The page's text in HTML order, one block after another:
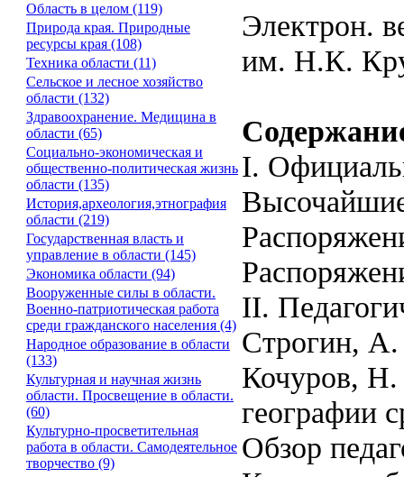
Область в целом (119)
Природа края. Природные
ресурсы края (108)
Техника области (11)
Сельское и лесное хозяйство
области (132)
Здравоохранение. Медицина в
области (65)
Социально-экономическая и
общественно-политическая жизнь
области (135)
История,археология,этнография
области (219)
Государственная власть и
управление в области (145)
Экономика области (94)
Вооруженные силы в области.
Военно-патриотическая работа
среди гражданского населения (4)
Народное образование в области
(133)
Культурная и научная жизнь
области. Просвещение в области.
(60)
Культурно-просветительная
работа в области. Самодеятельное
творчество (9)
Электрон.
им. Н.К.
I.
II.
Строгин, А.
Кочуров, Н.
географии
Обзор